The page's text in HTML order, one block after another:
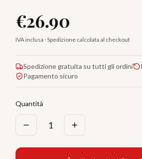
€26.90
IVA inclusa · Spedizione calcolata al checkout
Spedizione gratuita su tutti gli ordini
Pagamento sicuro
Quantità
1